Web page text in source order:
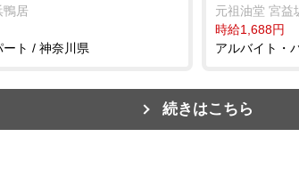
鴨居
ト / 神奈川県
元祖油堂 宮益
時給1,688円
アルバイト・
続きはこちら